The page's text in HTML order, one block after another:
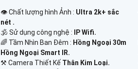
👁 Chất lượng hình Ảnh : Ultra 2k+ sắc
nét .
🕉️ Sử dụng công nghệ :
IP Wifi.
🌈 Tầm Nhìn Ban Đêm : Hồng Ngoại 30m
Hồng Ngoại Smart IR.
⚒ Camera Thiết Kế Thân Kim Loại.